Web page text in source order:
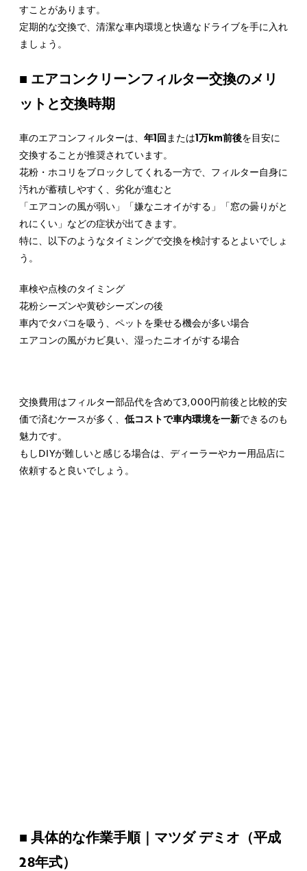
すことがあります。
定期的な交換で、清潔な車内環境と快適なドライブを手に入れ
ましょう。
■ エアコンクリーンフィルター交換のメリ
ットと交換時期
車のエアコンフィルターは、 年1回または1万km前後を目安に
交換することが推奨されています。
花粉・ホコリをブロックしてくれる一方で、フィルター自身に
汚れが蓄積しやすく、劣化が進むと
「エアコンの風が弱い」「嫌なニオイがする」「窓の曇りがと
れにくい」 などの症状が出てきます。
特に、以下のようなタイミングで交換を検討するとよいでしょ
う。
車検や点検のタイミング
花粉シーズンや黄砂シーズンの後
車内でタバコを吸う、ペットを乗せる機会が多い場合
エアコンの風がカビ臭い、湿ったニオイがする場合
交換費用はフィルター部品代を含めて3,000円前後と比較的安
価で済むケースが多く、 低コストで車内環境を一新できるのも
魅力です。
もしDIYが難しいと感じる場合は、ディーラーやカー用品店に
依頼すると良いでしょう。
■ 具体的な作業手順｜マツダ デミオ（平成
28年式）